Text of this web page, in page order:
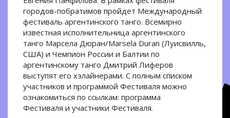
городов-побратимов пройдет Международный
фестиваль аргентинского танго. Всемирно
известная исполнительница аргентинского
танго Марсела Дюран/Marsela Duran (Луисвилль,
США) и Чемпион России и Балтии по
аргентинскому танго Дмитрий Лиферов
выступят его хэлайнерами. С полным списком
участников и программой Фестиваля можно
ознакомиться по ссылкам: программа
Фестиваля и участники Фестиваля.